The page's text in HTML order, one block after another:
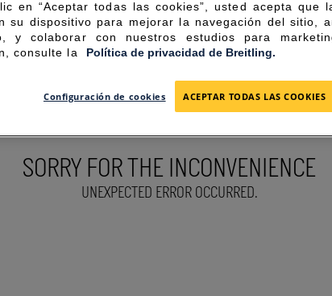
SORRY FOR THE INCONVENIENCE
UNEXPECTED ERROR OCCURRED.
en “Aceptar todas las cookies”, usted acepta que
su dispositivo para mejorar la navegación del sitio,
y colaborar con nuestros estudios para
consulte la
Política de privacidad de Breitling.
Configuración de cookies ACEPTAR TODAS LAS COOKIES